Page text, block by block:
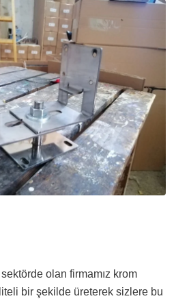
olan firmamız krom
bir şekilde üreterek sizlere bu